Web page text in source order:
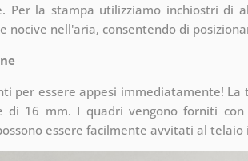
Per la stampa utilizziamo inchiostri di
nocive nell'aria, consentendo di
per essere appesi immediatamente!
di 16 mm. I quadri vengono forniti
essere facilmente avvitati al telaio